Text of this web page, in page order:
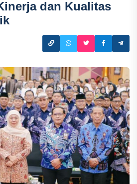
dan Kualitas